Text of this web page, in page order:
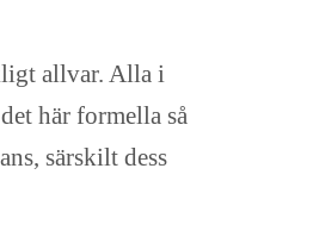
allvar. Alla i
här formella så
särskilt dess